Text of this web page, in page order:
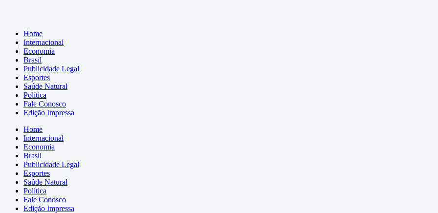
Home
Internacional
Economia
Brasil
Publicidade Legal
Esportes
Saúde Natural
Política
Fale Conosco
Edição Impressa
Home
Internacional
Economia
Brasil
Publicidade Legal
Esportes
Saúde Natural
Política
Fale Conosco
Edição Impressa